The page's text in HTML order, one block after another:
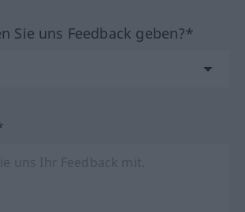
Sie uns Feedback geben?*